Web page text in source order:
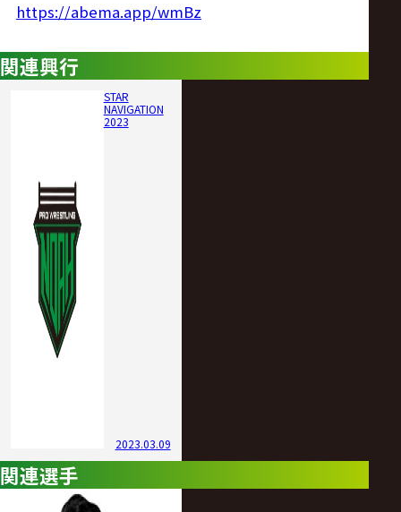
https://abema.app/wmBz
関連興行
STAR
NAVIGATION
2023
2023.03.09
関連選手